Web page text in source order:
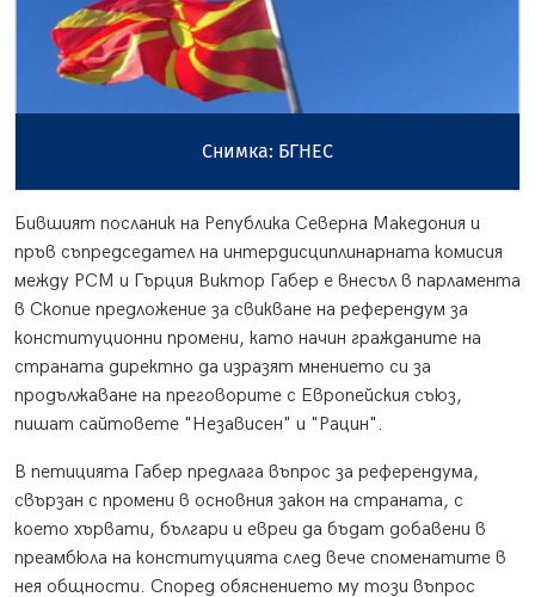
Снимка: БГНЕС
Бившият посланик на Република Северна Македония и
пръв съпредседател на интердисциплинарната комисия
между РСМ и Гърция Виктор Габер е внесъл в парламента
в Скопие предложение за свикване на референдум за
конституционни промени, като начин гражданите на
страната директно да изразят мнението си за
продължаване на преговорите с Европейския съюз,
пишат сайтовете "Независен" и "Рацин".
В петицията Габер предлага въпрос за референдума,
свързан с промени в основния закон на страната, с
което хървати, българи и евреи да бъдат добавени в
преамбюла на конституцията след вече споменатите в
нея общности. Според обяснението му този въпрос